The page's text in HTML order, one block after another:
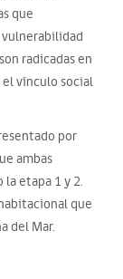
que
radicadas en
vínculo social
por
ambas
etapa 1 y 2.
que
del Mar.